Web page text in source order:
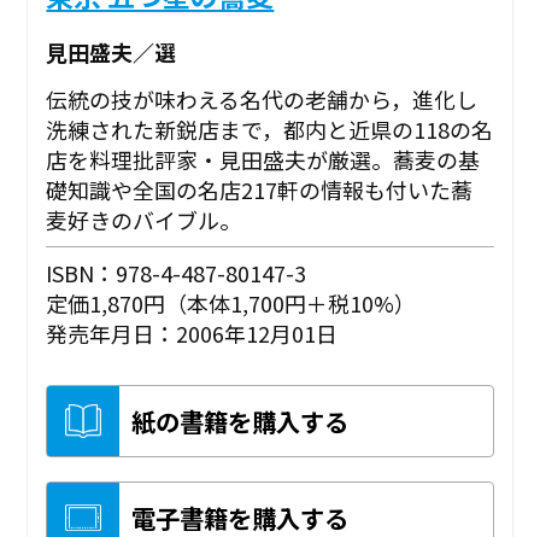
見田盛夫／選
伝統の技が味わえる名代の老舗から，進化し
洗練された新鋭店まで，都内と近県の118の名
店を料理批評家・見田盛夫が厳選。蕎麦の基
礎知識や全国の名店217軒の情報も付いた蕎
麦好きのバイブル。
ISBN：978-4-487-80147-3
定価1,870円（本体1,700円＋税10%）
発売年月日：2006年12月01日
紙の書籍を購入する
電子書籍を購入する